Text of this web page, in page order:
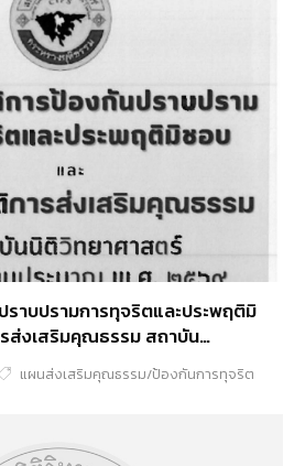
าบปรามการทุจริตและประพฤติมิ
ส่งเสริมคุณธรรม สถาบัน
งบประมาณ พ.ศ. 2569
แผนส่งเสริมคุณธรรม/ป้องกันการทุจริต